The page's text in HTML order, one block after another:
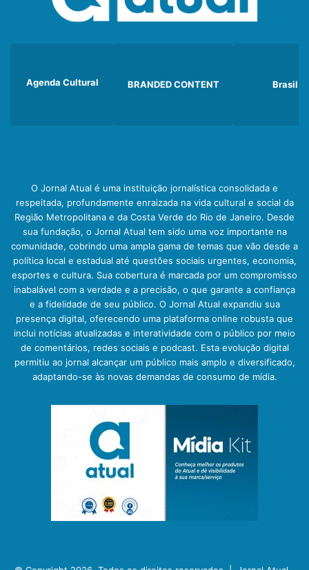
Agenda Cultural BRANDED CONTENT Brasil
O Jornal Atual é uma instituição jornalística consolidada e
respeitada, profundamente enraizada na vida cultural e social da
Região Metropolitana e da Costa Verde do Rio de Janeiro. Desde
sua fundação, o Jornal Atual tem sido uma voz importante na
comunidade, cobrindo uma ampla gama de temas que vão desde a
política local e estadual até questões sociais urgentes, economia,
esportes e cultura. Sua cobertura é marcada por um compromisso
inabalável com a verdade e a precisão, o que garante a confiança
e a fidelidade de seu público. O Jornal Atual expandiu sua
presença digital, oferecendo uma plataforma online robusta que
inclui notícias atualizadas e interatividade com o público por meio
de comentários, redes sociais e podcast. Esta evolução digital
permitiu ao jornal alcançar um público mais amplo e diversificado,
adaptando-se às novas demandas de consumo de mídia.